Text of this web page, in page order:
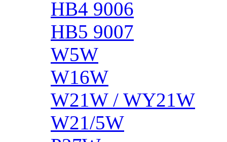
HB4 9006
HB5 9007
W5W
W16W
W21W / WY21W
W21/5W